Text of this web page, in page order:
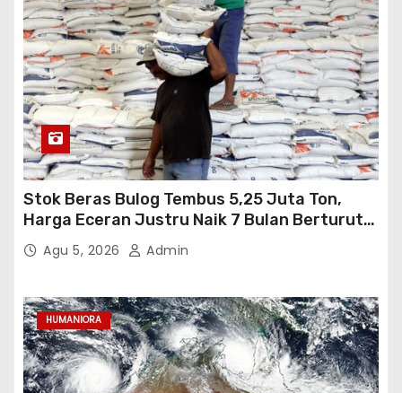
Stok Beras Bulog Tembus 5,25 Juta Ton,
Harga Eceran Justru Naik 7 Bulan Berturut-
TurutAgu 5, 2026 Admin
HUMANIORA